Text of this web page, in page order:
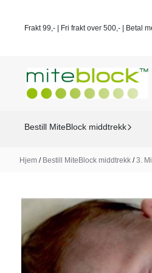
Frakt 99,- | Fri frakt over 500,- | Betal
Bestill MiteBlock middtrekk
Hjem / Bestill MiteBlock middtrekk /3.